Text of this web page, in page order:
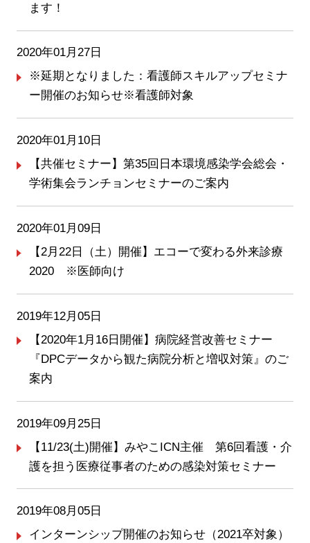
ます！
2020年01月27日
※延期となりました：看護師スキルアップセミナ
ー開催のお知らせ※看護師対象
2020年01月10日
【共催セミナー】第35回日本環境感染学会総会・
学術集会ランチョンセミナーのご案内
2020年01月09日
【2月22日（土）開催】エコーで変わる外来診療
2020 ※医師向け
2019年12月05日
【2020年1月16日開催】病院経営改善セミナー
『DPCデータから観た病院分析と増収対策』のご
案内
2019年09月25日
【11/23(土)開催】みやこICN主催 第6回看護・介
護を担う医療従事者のための感染対策セミナー
2019年08月05日
インターンシップ開催のお知らせ（2021卒対象）